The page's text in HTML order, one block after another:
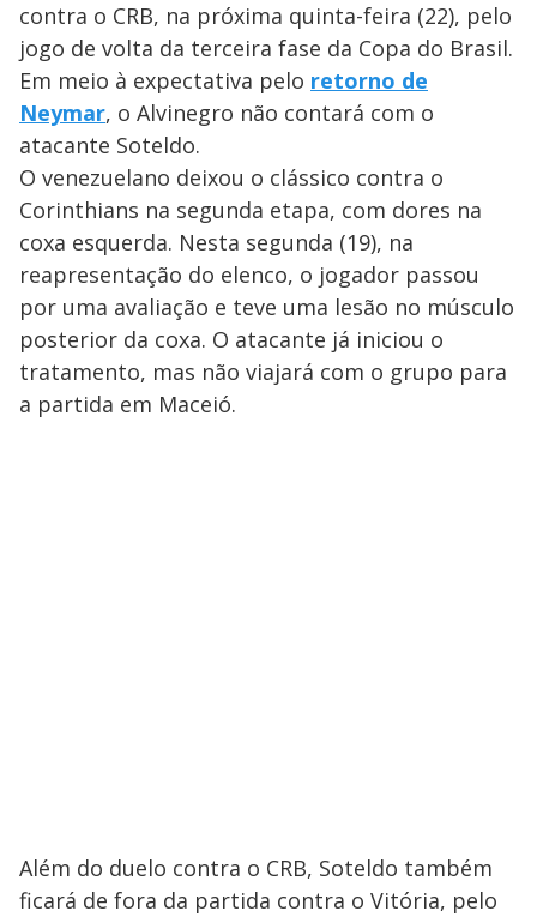
contra o CRB, na próxima quinta-feira (22), pelo
jogo de volta da terceira fase da Copa do Brasil.
Em meio à expectativa pelo retorno de
Neymar, o Alvinegro não contará com o
atacante Soteldo.
O venezuelano deixou o clássico contra o
Corinthians na segunda etapa, com dores na
coxa esquerda. Nesta segunda (19), na
reapresentação do elenco, o jogador passou
por uma avaliação e teve uma lesão no músculo
posterior da coxa. O atacante já iniciou o
tratamento, mas não viajará com o grupo para
a partida em Maceió.
Além do duelo contra o CRB, Soteldo também
ficará de fora da partida contra o Vitória, pelo